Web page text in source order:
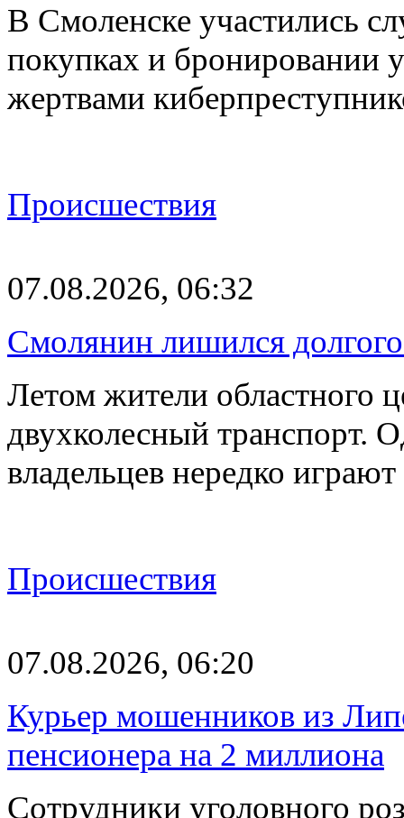
В Смоленске участились
покупках и бронировании
жертвами
Происшествия
07.08.2026, 06:32
Смолянин лишился
Летом жители областного
двухколесный транспорт.
владельцев нередко
Происшествия
07.08.2026, 06:20
Курьер мошенников из
пенсионера на 2 миллиона
Сотрудники уголовного